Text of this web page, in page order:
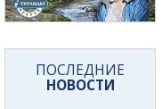
ПОСЛЕДНИЕ
НОВОСТИ